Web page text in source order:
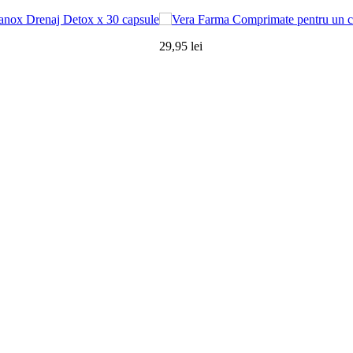
Drenaj Detox x 30 capsule
29,95 lei